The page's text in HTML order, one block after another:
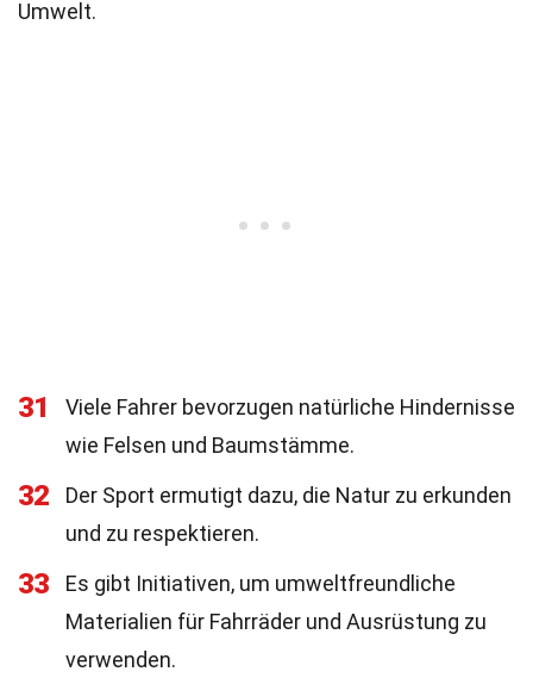
Umwelt.
31
Viele Fahrer bevorzugen natürliche Hindernisse
wie Felsen und Baumstämme.
32
Der Sport ermutigt dazu, die Natur zu erkunden
und zu respektieren.
33
Es gibt Initiativen, um umweltfreundliche
Materialien für Fahrräder und Ausrüstung zu
verwenden.